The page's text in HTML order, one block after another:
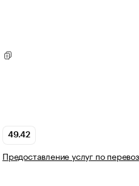
49.42
Предоставление услуг по